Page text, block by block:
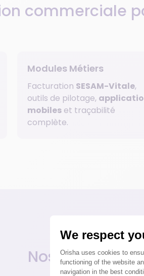
commerciale
Modules Métiers
Facturation SESAM-Vitale,
outils de pilotage,
mobiles et traçabilité
complète.
Nos clients en